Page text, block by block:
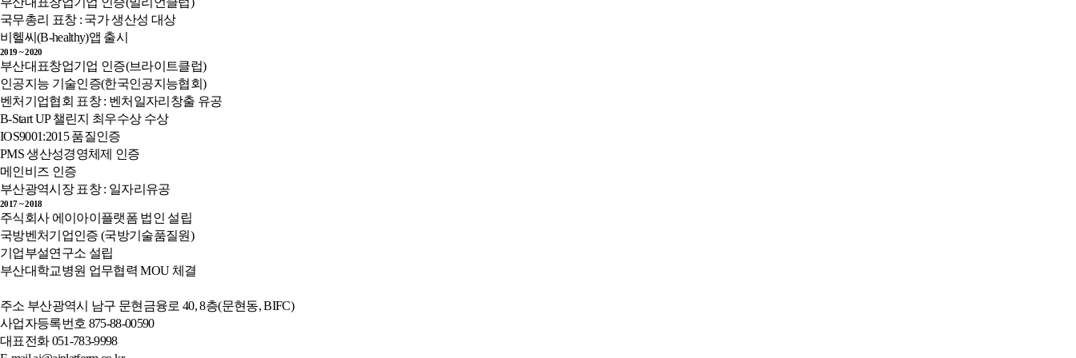
국무총리 표창 : 국가 생산성 대상
비헬씨(B-healthy)앱 출시
2019 ~ 2020
부산대표창업기업 인증(브라이트클럽)
인공지능 기술인증(한국인공지능협회)
벤처기업협회 표창 : 벤처일자리창출 유공
B-Start UP 챌린지 최우수상 수상
IOS9001:2015 품질인증
PMS 생산성경영체제 인증
메인비즈 인증
부산광역시장 표창 : 일자리유공
2017 ~ 2018
주식회사 에이아이플랫폼 법인 설립
국방벤처기업인증 (국방기술품질원)
기업부설연구소 설립
부산대학교병원 업무협력 MOU 체결
주소 부산광역시 남구 문현금융로 40, 8층(문현동, BIFC)
사업자등록번호 875-88-00590
대표전화051-783-9998